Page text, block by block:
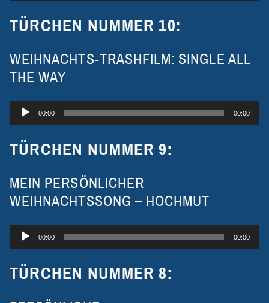
TÜRCHEN NUMMER 10:
WEIHNACHTS-TRASHFILM: SINGLE ALL
THE WAY
Audio-
00:00 00:00
TÜRCHEN NUMMER 9:
MEIN PERSÖNLICHER
WEIHNACHTSSONG – HOCHMUT
Audio-
00:00 00:00
TÜRCHEN NUMMER 8: